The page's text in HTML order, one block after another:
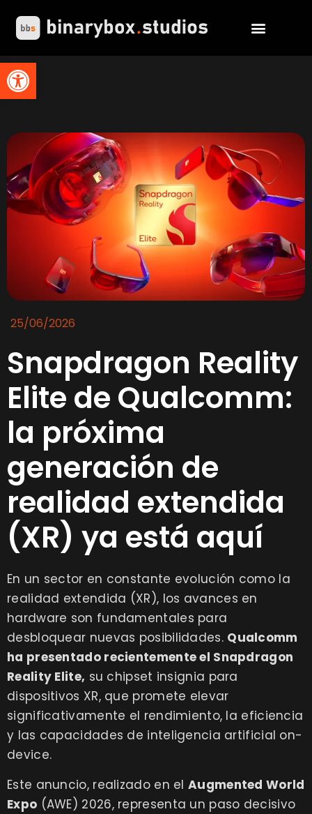
Abrir barra de herramientas
25/06/2026
Snapdragon Reality
Elite de Qualcomm:
la próxima
generación de
realidad extendida
(XR) ya está aquí
En un sector en constante evolución como la
realidad extendida (XR), los avances en
hardware son fundamentales para
desbloquear nuevas posibilidades. Qualcomm
ha presentado recientemente el Snapdragon
Reality Elite, su chipset insignia para
dispositivos XR, que promete elevar
significativamente el rendimiento, la eficiencia
y las capacidades de inteligencia artificial on-
device.
Este anuncio, realizado en el Augmented World
Expo (AWE) 2026, representa un paso decisivo